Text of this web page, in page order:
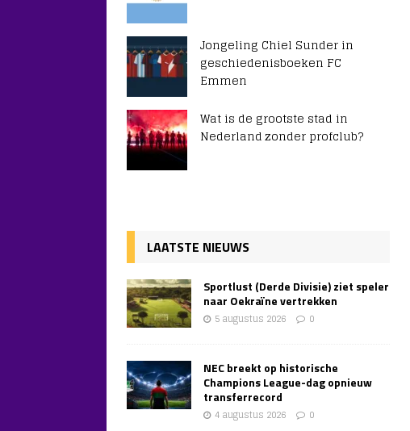
Jongeling Chiel Sunder in
geschiedenisboeken FC
Emmen
Wat is de grootste stad in
Nederland zonder profclub?
LAATSTE NIEUWS
Sportlust (Derde Divisie) ziet speler
naar Oekraïne vertrekken
5 augustus 2026 0
NEC breekt op historische
Champions League-dag opnieuw
transferrecord
4 augustus 2026 0